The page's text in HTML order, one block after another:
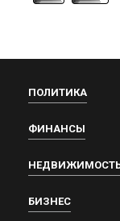
ПОЛИТИКА
ФИНАНСЫ
БИЗНЕС